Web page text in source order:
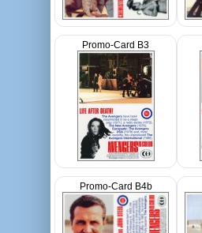
Promo-Card B3
Promo-Card B4b